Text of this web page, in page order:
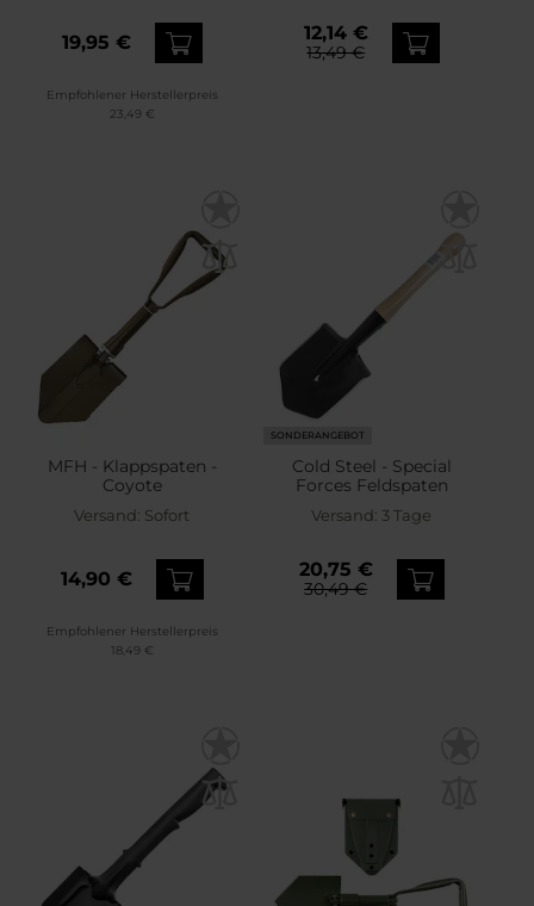
19,95 €
Empfohlener Herstellerpreis
23,49 €
12,14 €
13,49 €
MFH - Klappspaten -
Coyote
Versand: Sofort
14,90 €
Empfohlener Herstellerpreis
18,49 €
SONDERANGEBOT
Cold Steel - Special
Forces Feldspaten
Versand: 3 Tage
20,75 €
30,49 €